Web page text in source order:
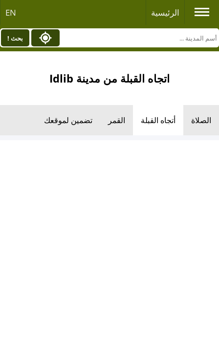
الرئيسية EN
بحث !
اتجاه القبلة من مدينة Idlib
الصلاة أتجاه القبلة القمر تضمين لموقعك